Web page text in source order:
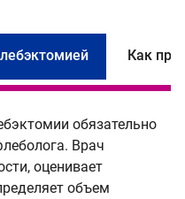
Как
обязательно
Врач
оценивает
объем